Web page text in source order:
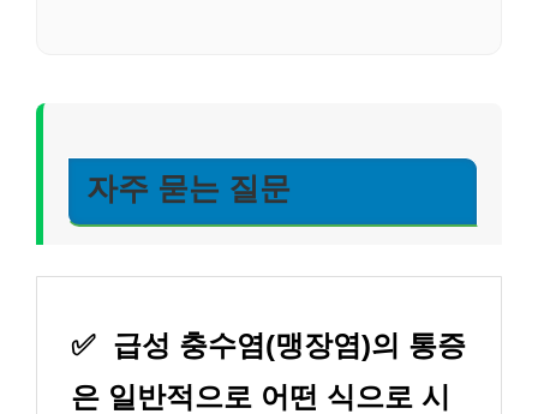
자주 묻는 질문
✅ 급성 충수염(맹장염)의 통증
은 일반적으로 어떤 식으로 시